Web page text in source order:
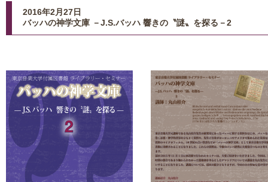
2016年2月27日
バッハの神学文庫 －J.S.バッハ 響きの〝謎〟を探る－2